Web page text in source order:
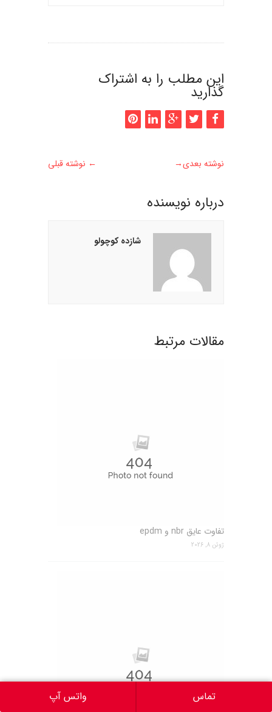
این مطلب را به اشتراک
گذارید
← نوشته قبلی نوشته بعدی→
درباره نويسنده
شازده کوچولو
مقالات مرتبط
تفاوت عایق nbr و epdm
ژوئن 8, 2026
تماس واتس آپ